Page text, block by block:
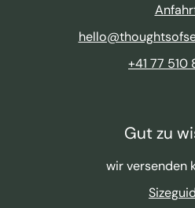
+41 77 510
Gut zu
wir versenden